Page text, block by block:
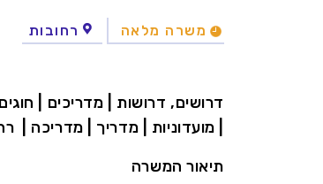
משרה מלאה רחובות
דרושים, דרושות | מדריכים |
| מועדוניות | מדריך | מדריכה |
תיאור המשרה